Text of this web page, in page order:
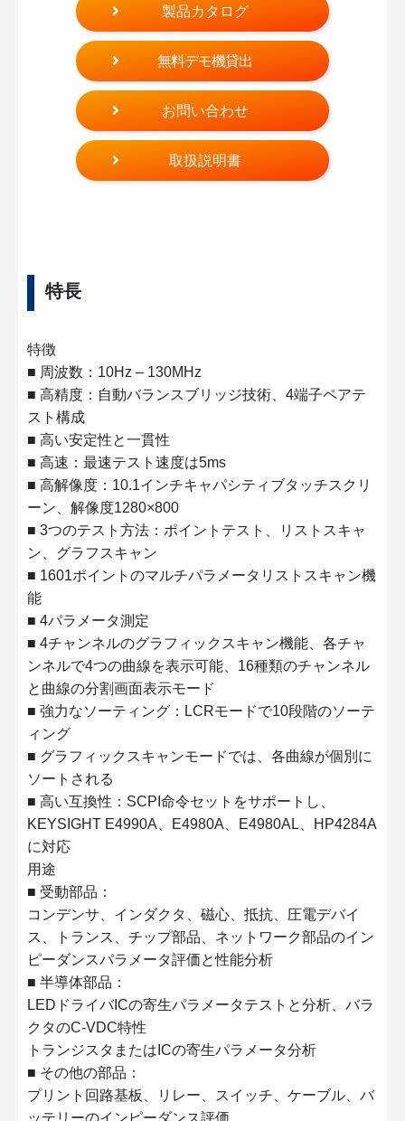
製品カタログ
無料デモ機貸出
お問い合わせ
取扱説明書
特長
特徴
■ 周波数：10Hz – 130MHz
■ 高精度：自動バランスブリッジ技術、4端子ペアテ
スト構成
■ 高い安定性と一貫性
■ 高速：最速テスト速度は5ms
■ 高解像度：10.1インチキャパシティブタッチスクリ
ーン、解像度1280×800
■ 3つのテスト方法：ポイントテスト、リストスキャ
ン、グラフスキャン
■ 1601ポイントのマルチパラメータリストスキャン機
能
■ 4パラメータ測定
■ 4チャンネルのグラフィックスキャン機能、各チャ
ンネルで4つの曲線を表示可能、16種類のチャンネル
と曲線の分割画面表示モード
■ 強力なソーティング：LCRモードで10段階のソーテ
ィング
■ グラフィックスキャンモードでは、各曲線が個別に
ソートされる
■ 高い互換性：SCPI命令セットをサポートし、
KEYSIGHT E4990A、E4980A、E4980AL、HP4284A
に対応
用途
■ 受動部品：
コンデンサ、インダクタ、磁心、抵抗、圧電デバイ
ス、トランス、チップ部品、ネットワーク部品のイン
ピーダンスパラメータ評価と性能分析
■ 半導体部品：
LEDドライバICの寄生パラメータテストと分析、バラ
クタのC-VDC特性
トランジスタまたはICの寄生パラメータ分析
■ その他の部品：
プリント回路基板、リレー、スイッチ、ケーブル、バ
ッテリーのインピーダンス評価